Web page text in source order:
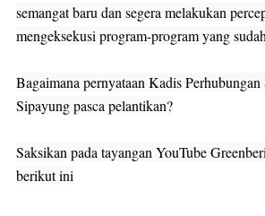
semangat baru dan segera melakukan
mengeksekusi program-program yang
Bagaimana pernyataan Kadis
Sipayung pasca pelantikan?
Saksikan pada tayangan YouTube
berikut ini